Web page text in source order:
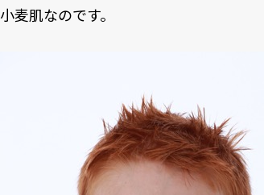
小麦肌なのです。